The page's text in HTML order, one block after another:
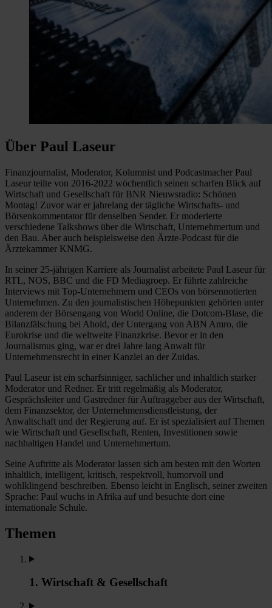
Über Paul Laseur
Finanzjournalist, Moderator, Kolumnist und Podcastmacher Paul
Laseur teilte von 2016-2022 wöchentlich seinen scharfen Blick auf
Wirtschaft und Gesellschaft für BNR Nieuwsradio: Schönen
Montag! Zuvor war er jahrelang der tägliche Wirtschafts- und
Börsenkommentator für denselben Sender. Er moderierte
verschiedene Talkshows über die Wirtschaft, Unternehmertum und
den Bau. Aber auch beispielsweise den Ärzte-Podcast für die
Ärztekammer KNMG.
In seiner 25-jährigen Karriere als Journalist arbeitete Paul Laseur für
RTL, NOS, BBC und die FD Mediagroep. Er führte zahlreiche
Interviews mit Top-Unternehmern und CEOs von börsennotierten
Unternehmen. Zu den journalistischen Höhepunkten gehörten unter
anderem der Börsengang von World Online, die Dotcom-Blase, die
Bilanzfälschung bei Ahold, der Untergang von ABN Amro, die
Eurokrise und die weltweite Finanzkrise. Bevor er in den
Journalismus ging, war er drei Jahre lang Anwalt für
Unternehmensrecht in einer Kanzlei an der Zuidas.
Paul Laseur ist ein scharfsinniger, sachlicher und inhaltlich starker
Moderator und Redner. Er tritt regelmäßig als Moderator,
Gesprächsleiter und Gastredner für Auftraggeber aus der Wirtschaft,
dem Finanzsektor, der Unternehmensdienstleistung, der
Anwaltschaft und der Regierung auf. Er ist spezialisiert auf Themen
wie Wirtschaft und Gesellschaft, Renten, Investitionen sowie
nachhaltigen Handel und Unternehmertum.
Seine Auftritte als Moderator lassen sich am besten mit den Worten
inhaltlich, intelligent, kritisch, respektvoll, humorvoll und
wohlklingend beschreiben. Ebenso leicht in Englisch, seiner zweiten
Sprache: Paul wuchs in Afrika auf und besuchte dort eine
internationale Schule.
Themen
1. Wirtschaft & Gesellschaft